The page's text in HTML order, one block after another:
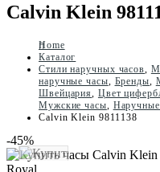
Calvin Klein
Home
Каталог
Стили наручных часов,
наручные часы, Бренды,
Швейцария, Цвет
Мужские часы,
Calvin Klein 9811138
-45%